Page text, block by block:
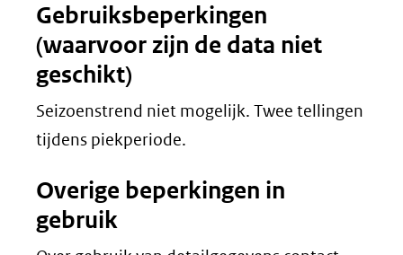
Gebruiksbeperkingen
(waarvoor zijn de data niet
geschikt)
Seizoenstrend niet mogelijk. Twee tellingen
tijdens piekperiode.
Overige beperkingen in
gebruik